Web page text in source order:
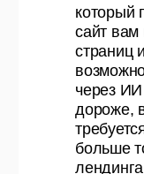
который
сайт вам
страниц
через
дороже,
больше
лендинга